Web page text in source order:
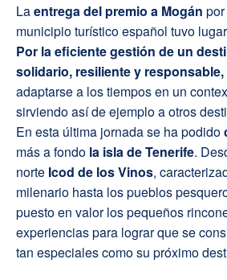
Laentrega del premio a Mogán
municipio turístico español tuvo
Por la eficiente gestión de un
solidario, resiliente y responsable,
adaptarse a los tiempos en un
sirviendo así de ejemplo a otros
En esta última jornada se ha podido
más a fondo la isla de Tenerife.
norte Icod de los Vinos,
milenario hasta los pueblos
puesto en valor los pequeños
experiencias para lograr que se
tan especiales como su próximo